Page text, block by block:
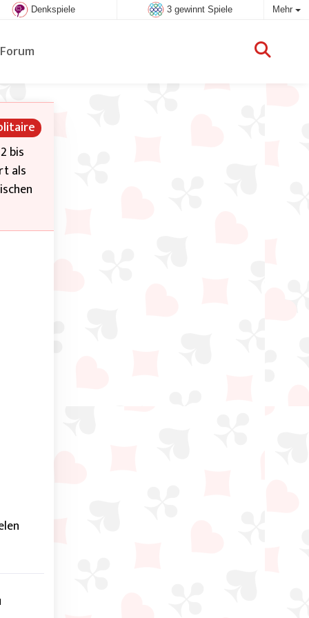
Denkspiele 3 gewinnt Spiele Mehr
bis
als